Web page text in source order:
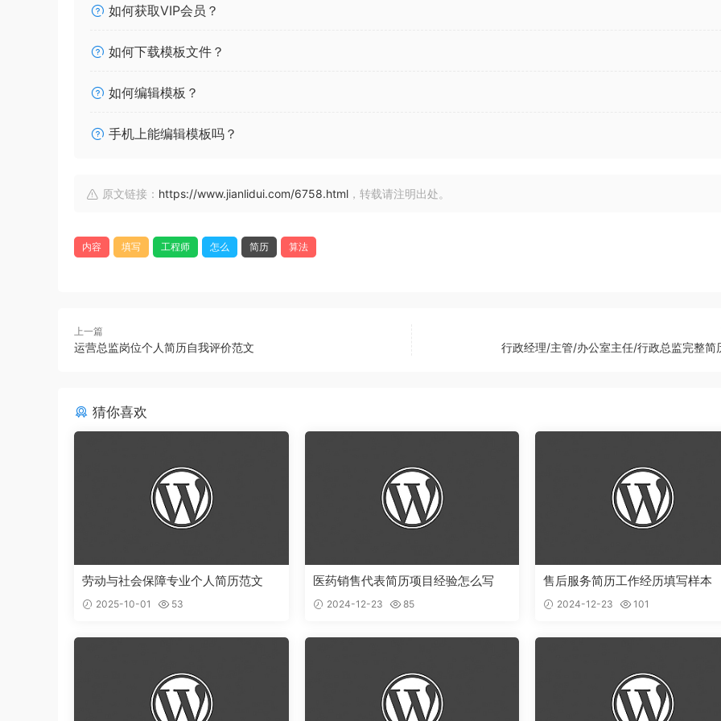
如何获取VIP会员？
如何下载模板文件？
如何编辑模板？
手机上能编辑模板吗？
原文链接： https://www.jianlidui.com/6758.html ，转载请注明出处。
内容 填写 工程师 怎么 简历 算法
上一篇
运营总监岗位个人简历自我评价范文 行政经理/主管/办公室主任/行政总监完整简
猜你喜欢
劳动与社会保障专业个人简历范文
2025-10-01 53
医药销售代表简历项目经验怎么写
2024-12-23 85
售后服务简历工作经历填写样本
2024-12-23 101